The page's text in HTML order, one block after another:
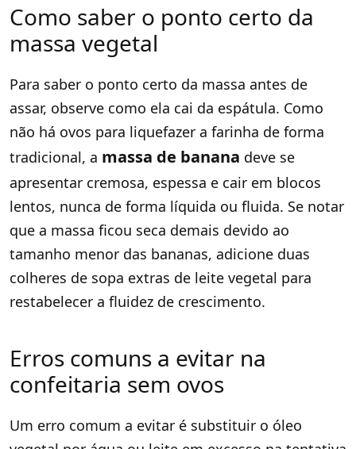
Como saber o ponto certo da
massa vegetal
Para saber o ponto certo da massa antes de
assar, observe como ela cai da espátula. Como
não há ovos para liquefazer a farinha de forma
tradicional, a massa de banana deve se
apresentar cremosa, espessa e cair em blocos
lentos, nunca de forma líquida ou fluida. Se notar
que a massa ficou seca demais devido ao
tamanho menor das bananas, adicione duas
colheres de sopa extras de leite vegetal para
restabelecer a fluidez de crescimento.
Erros comuns a evitar na
confeitaria sem ovos
Um erro comum a evitar é substituir o óleo